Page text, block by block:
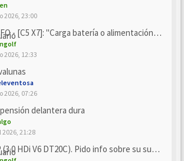
2026, 23:00
- [C5 X7]: "Carga batería o alimentación eléctri...
2026, 12:33
2026, 07:26
delantera dura
21:28
(3.0 HDi V6 DT20C). Pido info sobre su sustitución